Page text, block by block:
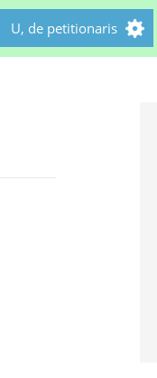
U, de petitionaris